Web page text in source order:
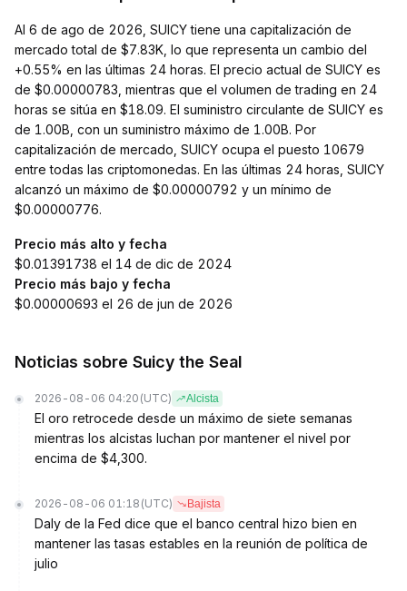
Al 6 de ago de 2026, SUICY tiene una capitalización de
mercado total de $7.83K, lo que representa un cambio del
+0.55% en las últimas 24 horas. El precio actual de SUICY es
de $0.00000783, mientras que el volumen de trading en 24
horas se sitúa en $18.09. El suministro circulante de SUICY es
de 1.00B, con un suministro máximo de 1.00B. Por
capitalización de mercado, SUICY ocupa el puesto 10679
entre todas las criptomonedas. En las últimas 24 horas, SUICY
alcanzó un máximo de $0.00000792 y un mínimo de
$0.00000776.
Precio más alto y fecha
$0.01391738 el 14 de dic de 2024
Precio más bajo y fecha
$0.00000693 el 26 de jun de 2026
Noticias sobre Suicy the Seal
2026-08-06 04:20 (UTC) Alcista
El oro retrocede desde un máximo de siete semanas
mientras los alcistas luchan por mantener el nivel por
encima de $4,300.
2026-08-06 01:18 (UTC) Bajista
Daly de la Fed dice que el banco central hizo bien en
mantener las tasas estables en la reunión de política de
julio